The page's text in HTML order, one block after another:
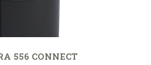
556 CONNECT